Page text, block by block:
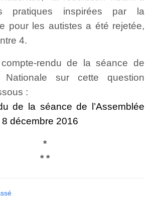
pratiques inspirées par la
pour les autistes a été rejetée,
4.
rendu de la séance de
Nationale sur cette question
:
de la séance de l’Assemblée
décembre 2016
*
* *